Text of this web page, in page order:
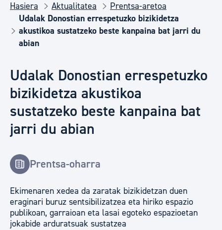
Hasiera Aktualitatea
Prentsa-aretoa
Udalak Donostian errespetuzko bizikidetza
akustikoa sustatzeko beste kanpaina bat jarri du
abian
Udalak Donostian errespetuzko
bizikidetza akustikoa
sustatzeko beste kanpaina bat
jarri du abian
Prentsa-oharra
Ekimenaren xedea da zaratak bizikidetzan duen
eraginari buruz sentsibilizatzea eta hiriko espazio
publikoan, garraioan eta lasai egoteko espazioetan
jokabide arduratsuak sustatzea